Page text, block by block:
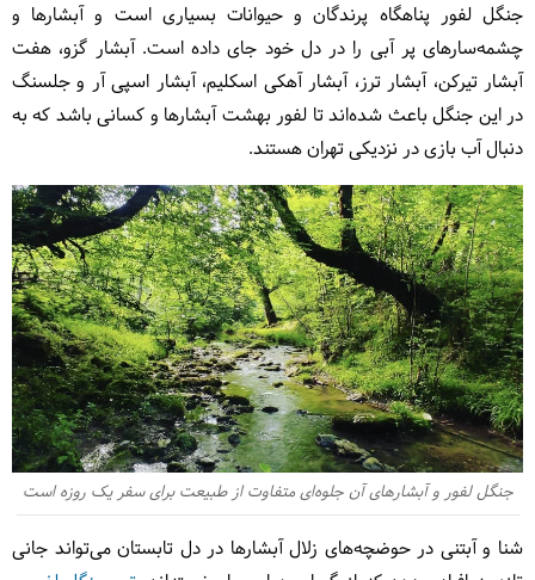
جنگل لفور پناهگاه پرندگان و حیوانات بسیاری است و آبشارها و
چشمه‌سارهای پر آبی را در دل خود جای داده است. آبشار گزو، هفت
آبشار تیرکن، آبشار ترز، آبشار آهکی اسکلیم، آبشار اسپی آر و جلسنگ
در این جنگل باعث شده‌اند تا لفور بهشت آبشارها و کسانی باشد که به
دنبال آب بازی در نزدیکی تهران هستند.
جنگل لفور و آبشارهای آن جلوه‌ای متفاوت از طبیعت برای سفر یک روزه است
شنا و آبتنی در حوضچه‌های زلال آبشارها در دل تابستان می‌تواند جانی